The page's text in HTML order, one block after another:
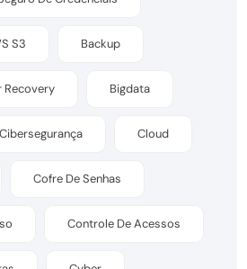
S3 Backup
Recovery Bigdata
Cibersegurança Cloud
Cofre De Senhas
Controle De Acessos